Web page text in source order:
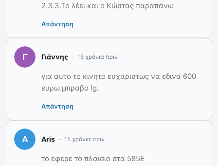
2.3.3.Το λέει και ο Κώστας παραπάνω
Απάντηση
Γιάννης 15 χρόνια πριν
για αυτο το κινητο ευχαριστως να εδινα 600
ευρω.μπραβο lg.
Απάντηση
Aris 15 χρόνια πριν
το εφερε το πλαισιο στα 585Ε